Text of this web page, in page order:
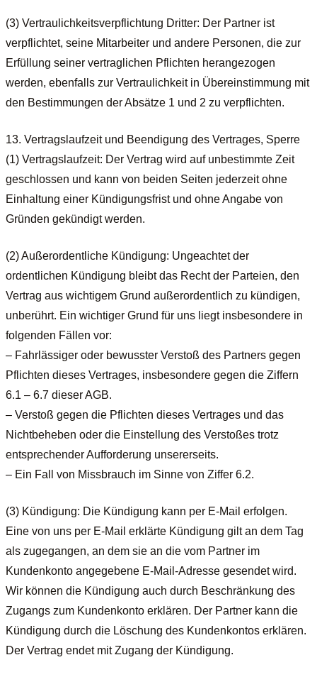
(3) Vertraulichkeitsverpflichtung Dritter: Der Partner ist
verpflichtet, seine Mitarbeiter und andere Personen, die zur
Erfüllung seiner vertraglichen Pflichten herangezogen
werden, ebenfalls zur Vertraulichkeit in Übereinstimmung mit
den Bestimmungen der Absätze 1 und 2 zu verpflichten.
13. Vertragslaufzeit und Beendigung des Vertrages, Sperre
(1) Vertragslaufzeit: Der Vertrag wird auf unbestimmte Zeit
geschlossen und kann von beiden Seiten jederzeit ohne
Einhaltung einer Kündigungsfrist und ohne Angabe von
Gründen gekündigt werden.
(2) Außerordentliche Kündigung: Ungeachtet der
ordentlichen Kündigung bleibt das Recht der Parteien, den
Vertrag aus wichtigem Grund außerordentlich zu kündigen,
unberührt. Ein wichtiger Grund für uns liegt insbesondere in
folgenden Fällen vor:
– Fahrlässiger oder bewusster Verstoß des Partners gegen
Pflichten dieses Vertrages, insbesondere gegen die Ziffern
6.1 – 6.7 dieser AGB.
– Verstoß gegen die Pflichten dieses Vertrages und das
Nichtbeheben oder die Einstellung des Verstoßes trotz
entsprechender Aufforderung unsererseits.
– Ein Fall von Missbrauch im Sinne von Ziffer 6.2.
(3) Kündigung: Die Kündigung kann per E-Mail erfolgen.
Eine von uns per E-Mail erklärte Kündigung gilt an dem Tag
als zugegangen, an dem sie an die vom Partner im
Kundenkonto angegebene E-Mail-Adresse gesendet wird.
Wir können die Kündigung auch durch Beschränkung des
Zugangs zum Kundenkonto erklären. Der Partner kann die
Kündigung durch die Löschung des Kundenkontos erklären.
Der Vertrag endet mit Zugang der Kündigung.